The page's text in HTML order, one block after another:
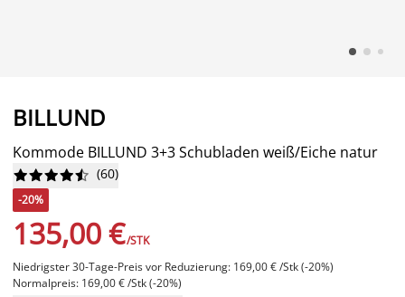
BILLUND
Kommode BILLUND 3+3 Schubladen weiß/Eiche natur





 (60)
-20%
135,00 €/STK
Niedrigster 30-Tage-Preis vor Reduzierung: 169,00 € /Stk (-20%)
Normalpreis: 169,00 € /Stk (-20%)